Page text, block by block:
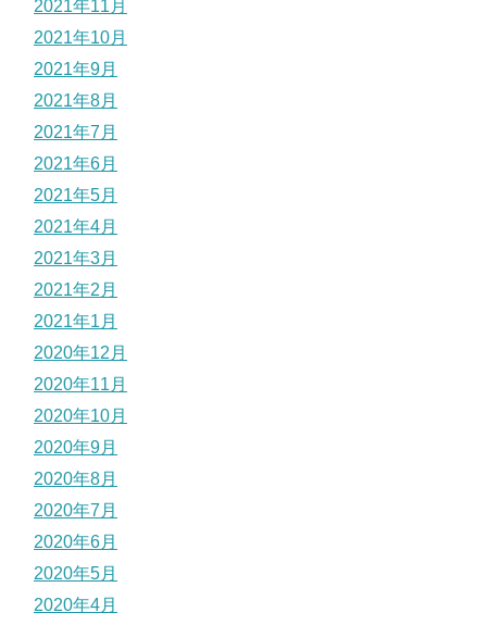
2021年11月
2021年10月
2021年9月
2021年8月
2021年7月
2021年6月
2021年5月
2021年4月
2021年3月
2021年2月
2021年1月
2020年12月
2020年11月
2020年10月
2020年9月
2020年8月
2020年7月
2020年6月
2020年5月
2020年4月